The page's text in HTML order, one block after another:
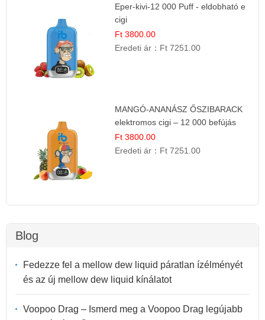
Eper-kivi-12 000 Puff - eldobható e
cigi
Ft 3800.00
Eredeti ár： Ft 7251.00
MANGÓ-ANANÁSZ ŐSZIBARACK
elektromos cigi – 12 000 befújás
Ft 3800.00
Eredeti ár： Ft 7251.00
Blog
Fedezze fel a mellow dew liquid páratlan ízélményét
és az új mellow dew liquid kínálatot
Voopoo Drag – Ismerd meg a Voopoo Drag legújabb